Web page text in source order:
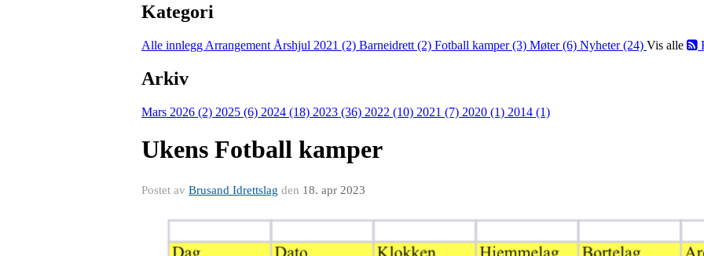
Kategori
Alle innlegg Arrangement Årshjul 2021 (2) Barneidrett (2) Fotball kamper (3) Møter (6) Nyheter (24) Vis alle
Arkiv
Mars 2026 (2) 2025 (6) 2024 (18) 2023 (36) 2022 (10) 2021 (7) 2020 (1) 2014 (1)
Ukens Fotball kamper
Postet av Brusand Idrettslag den 18. apr 2023